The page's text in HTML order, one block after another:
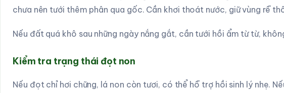
chưa nên tưới thêm phân qua gốc. Cần khơi thoát nước, giữ vùng rễ
Nếu đất quá khô sau những ngày nắng gắt, cần tưới hồi ẩm từ từ,
Kiểm tra trạng thái đọt non
Nếu đọt chỉ hơi chững, lá non còn tươi, có thể hỗ trợ hồi sinh lý nhẹ.